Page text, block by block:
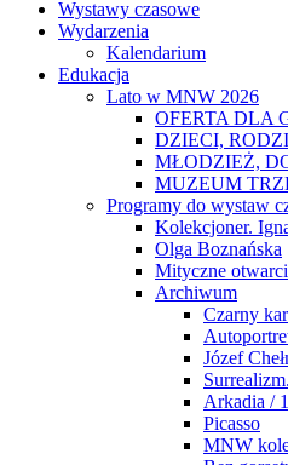
Wystawy czasowe
Wydarzenia
Kalendarium
Edukacja
Lato w MNW 2026
OFERTA DLA
DZIECI,
MŁODZIEŻ,
MUZEUM
Programy do wystaw
Kolekcjoner.
Olga Boznańska
Mityczne
Archiwum
Czarny
Józef
Arkadia /
Picasso
MNW